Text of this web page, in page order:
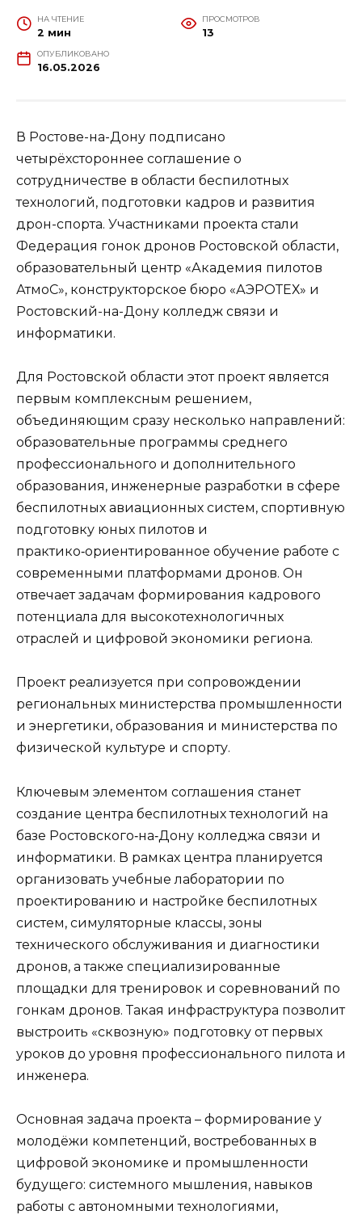
НА ЧТЕНИЕ
2 мин
ПРОСМОТРОВ
13
ОПУБЛИКОВАНО
16.05.2026
В Ростове-на-Дону подписано
четырёхстороннее соглашение о
сотрудничестве в области беспилотных
технологий, подготовки кадров и развития
дрон-спорта. Участниками проекта стали
Федерация гонок дронов Ростовской области,
образовательный центр «Академия пилотов
АтмоС», конструкторское бюро «АЭРОТЕХ» и
Ростовский-на-Дону колледж связи и
информатики.
Для Ростовской области этот проект является
первым комплексным решением,
объединяющим сразу несколько направлений:
образовательные программы среднего
профессионального и дополнительного
образования, инженерные разработки в сфере
беспилотных авиационных систем, спортивную
подготовку юных пилотов и
практико‑ориентированное обучение работе с
современными платформами дронов. Он
отвечает задачам формирования кадрового
потенциала для высокотехнологичных
отраслей и цифровой экономики региона.
Проект реализуется при сопровождении
региональных министерства промышленности
и энергетики, образования и министерства по
физической культуре и спорту.
Ключевым элементом соглашения станет
создание центра беспилотных технологий на
базе Ростовского‑на‑Дону колледжа связи и
информатики. В рамках центра планируется
организовать учебные лаборатории по
проектированию и настройке беспилотных
систем, симуляторные классы, зоны
технического обслуживания и диагностики
дронов, а также специализированные
площадки для тренировок и соревнований по
гонкам дронов. Такая инфраструктура позволит
выстроить «сквозную» подготовку от первых
уроков до уровня профессионального пилота и
инженера.
Основная задача проекта – формирование у
молодёжи компетенций, востребованных в
цифровой экономике и промышленности
будущего: системного мышления, навыков
работы с автономными технологиями,